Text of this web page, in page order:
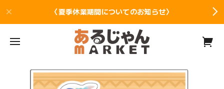
〈夏季休業期間についてのお知らせ〉